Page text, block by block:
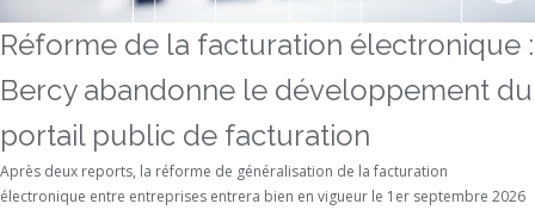
Réforme de la facturation électronique :
Bercy abandonne le développement du
portail public de facturation
Après deux reports, la réforme de généralisation de la facturation
électronique entre entreprises entrera bien en vigueur le 1er septembre 2026